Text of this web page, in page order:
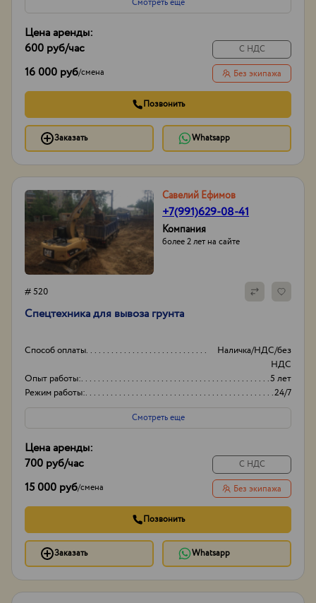
Смотреть еще
Цена аренды:
600 руб/час
16 000 руб/смена
С НДС
Без экипажа
Позвонить
Заказать Whatsapp
Савелий Ефимов
+7(991)629-08-41
Компания
более 2 лет на сайте
# 520
Спецтехника для вывоза грунта
Способ оплаты
Наличка/НДС/без
НДС
Опыт работы:
5 лет
Режим работы:
24/7
Объем
20-30
Смотреть еще
Цена аренды:
700 руб/час
15 000 руб/смена
С НДС
Без экипажа
Позвонить
Заказать Whatsapp